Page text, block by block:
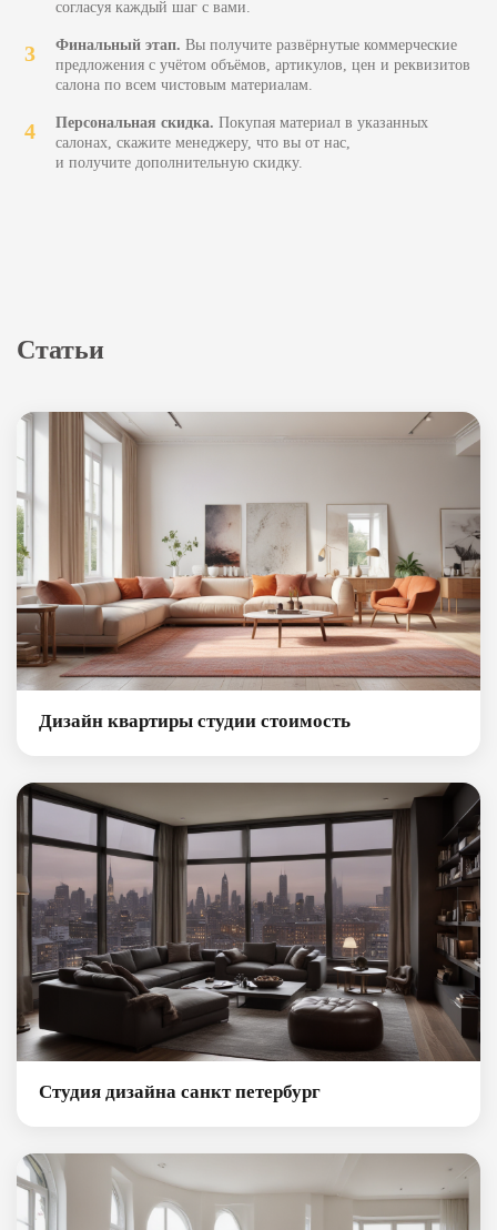
Все услуги в одном месте:
от бесплатного 3D-тура
до сдачи объекта «под ключ»
10 небанальных
согласуя каждый шаг с вами.
Финальный этап. Вы получите развёрнутые коммерческие
предложения с учётом объёмов, артикулов, цен и реквизитов
салона по всем чистовым материалам.
Персональная скидка. Покупая материал в указанных
салонах, скажите менеджеру, что вы от нас,
и получите дополнительную скидку.
Статьи
Дизайн квартиры студии стоимость
Студия дизайна санкт петербург